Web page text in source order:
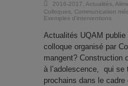
2016-2017, Actualités,
Colloques, Communication
Exemples d'interventions
Actualités UQAM
colloque organisé par
mangent? Construction
à l’adolescence, qui se
prochains dans le